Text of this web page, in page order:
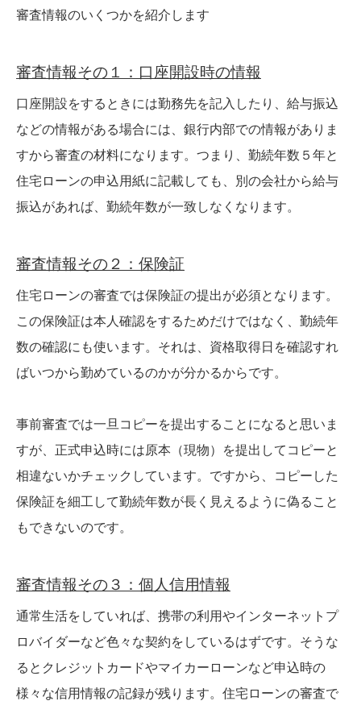
審査情報のいくつかを紹介します
審査情報その１：口座開設時の情報
口座開設をするときには勤務先を記入したり、給与振込
などの情報がある場合には、銀行内部での情報がありま
すから審査の材料になります。つまり、勤続年数５年と
住宅ローンの申込用紙に記載しても、別の会社から給与
振込があれば、勤続年数が一致しなくなります。
審査情報その２：保険証
住宅ローンの審査では保険証の提出が必須となります。
この保険証は本人確認をするためだけではなく、勤続年
数の確認にも使います。それは、資格取得日を確認すれ
ばいつから勤めているのかが分かるからです。
事前審査では一旦コピーを提出することになると思いま
すが、正式申込時には原本（現物）を提出してコピーと
相違ないかチェックしています。ですから、コピーした
保険証を細工して勤続年数が長く見えるように偽ること
もできないのです。
審査情報その３：個人信用情報
通常生活をしていれば、携帯の利用やインターネットプ
ロバイダーなど色々な契約をしているはずです。そうな
るとクレジットカードやマイカーローンなど申込時の
様々な信用情報の記録が残ります。住宅ローンの審査で